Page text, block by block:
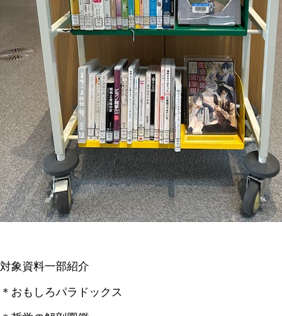
対象資料一部紹介
＊おもしろパラドックス